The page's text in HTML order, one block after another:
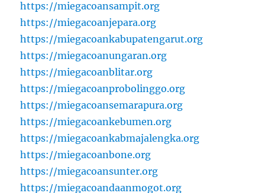
https://miegacoansampit.org
https://miegacoanjepara.org
https://miegacoankabupatengarut.org
https://miegacoanungaran.org
https://miegacoanblitar.org
https://miegacoanprobolinggo.org
https://miegacoansemarapura.org
https://miegacoankebumen.org
https://miegacoankabmajalengka.org
https://miegacoanbone.org
https://miegacoansunter.org
https://miegacoandaanmogot.org